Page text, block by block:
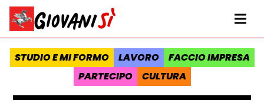
Vai al contenuto
Homepage Giovanisì - Progetto della Regione Toscana
STUDIO E MI FORMO LAVORO
FACCIO IMPRESA
PARTECIPO
CULTURA